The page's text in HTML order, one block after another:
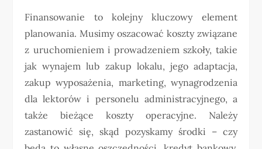
Finansowanie to kolejny kluczowy element
planowania. Musimy oszacować koszty związane
z uruchomieniem i prowadzeniem szkoły, takie
jak wynajem lub zakup lokalu, jego adaptacja,
zakup wyposażenia, marketing, wynagrodzenia
dla lektorów i personelu administracyjnego, a
także bieżące koszty operacyjne. Należy
zastanowić się, skąd pozyskamy środki – czy